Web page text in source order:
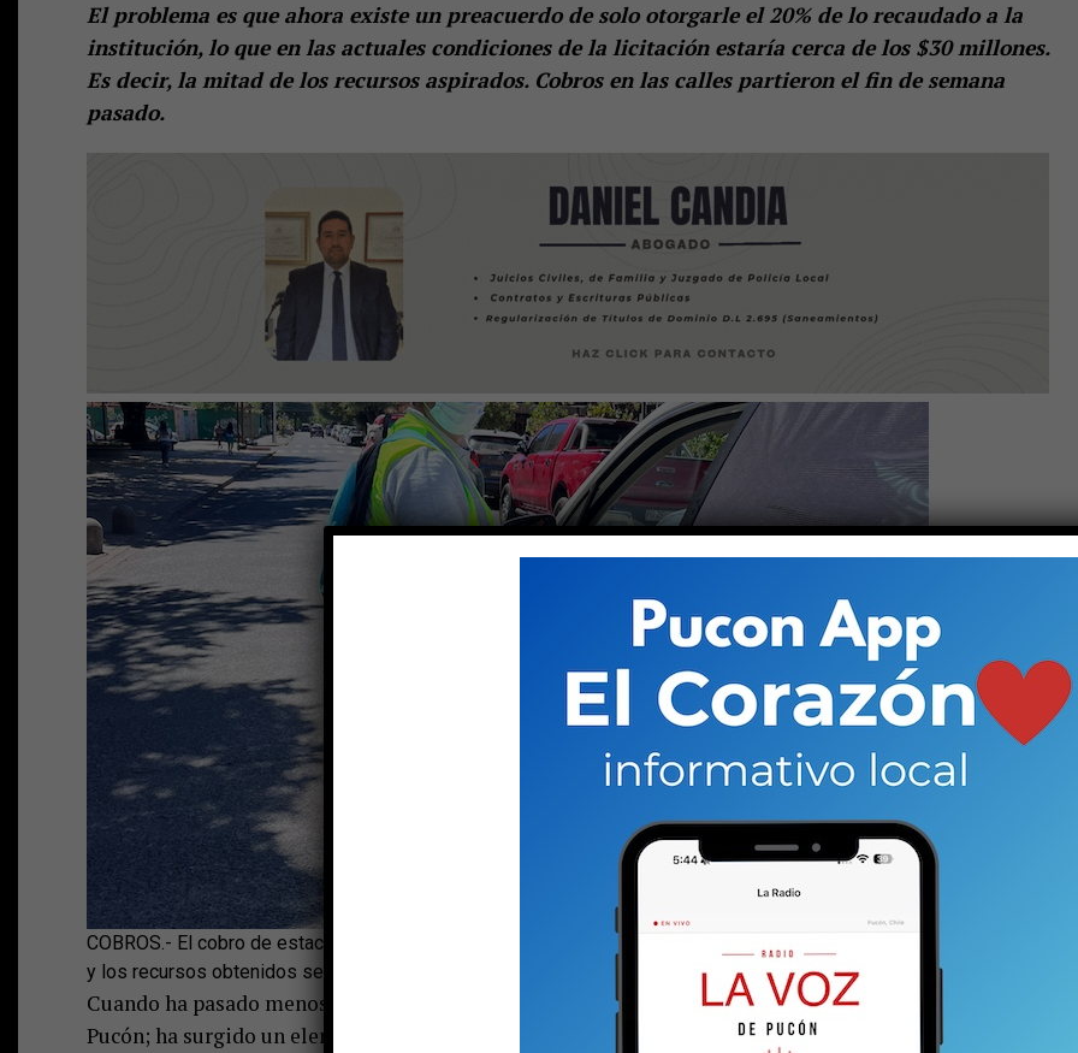
El problema es que ahora existe un preacuerdo de solo otorgarle el 20% de lo recaudado a la
institución, lo que en las actuales condiciones de la licitación estaría cerca de los $30 millones.
Es decir, la mitad de los recursos aspirados. Cobros en las calles partieron el fin de semana
pasado.
COBROS.- El cobro de estacionamientos en las principales calles de Pucón partió el primer fin de semana de febrero
y los recursos obtenidos se usarán, en su mayoría, para beneficiar acciones sociales, incluyendo a Bomberos.
Cuando ha pasado menos de una semana desde el inicio del cobro de parquímetros en las calles de
Pucón; ha surgido un elemento controversial en torno al reparto de los dineros. Esto, porque desde los